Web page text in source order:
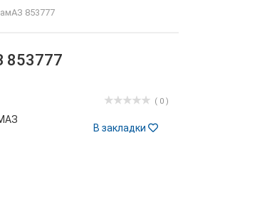
853777
853777
( 0 )
В закладки